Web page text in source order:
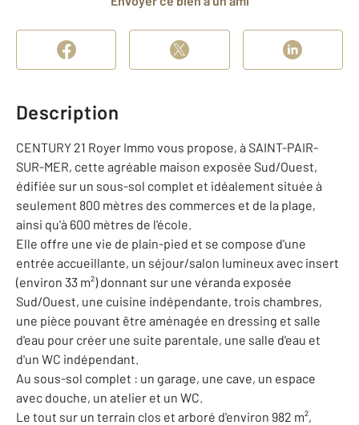
Description
CENTURY 21 Royer Immo vous propose, à SAINT-PAIR-
SUR-MER, cette agréable maison exposée Sud/Ouest,
édifiée sur un sous-sol complet et idéalement située à
seulement 800 mètres des commerces et de la plage,
ainsi qu'à 600 mètres de l'école.
Elle offre une vie de plain-pied et se compose d'une
entrée accueillante, un séjour/salon lumineux avec insert
(environ 33 m²) donnant sur une véranda exposée
Sud/Ouest, une cuisine indépendante, trois chambres,
une pièce pouvant être aménagée en dressing et salle
d'eau pour créer une suite parentale, une salle d'eau et
d'un WC indépendant.
Au sous-sol complet : un garage, une cave, un espace
avec douche, un atelier et un WC.
Le tout sur un terrain clos et arboré d'environ 982 m²,